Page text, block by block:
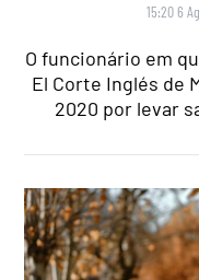
15:20 6
O funcionário em
El Corte Inglés de
2020 por levar